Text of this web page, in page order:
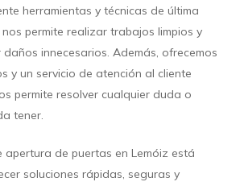
herramientas y técnicas de última
permite realizar trabajos limpios y
innecesarios. Además, ofrecemos
y un servicio de atención al cliente
permite resolver cualquier duda o
tener.
apertura de puertas en Lemóiz está
soluciones rápidas, seguras y